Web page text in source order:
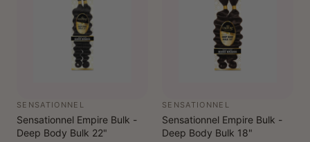
SENSATIONNEL
Sensationnel Empire Bulk -
Deep Body Bulk 22"
SENSATIONNEL
Sensationnel Empire Bulk -
Deep Body Bulk 18"